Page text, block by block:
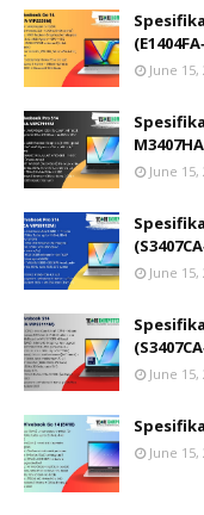
June 15,
June 15,
June 15,
June 15,
June 15,